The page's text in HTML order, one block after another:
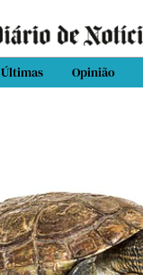
Últimas Opinião